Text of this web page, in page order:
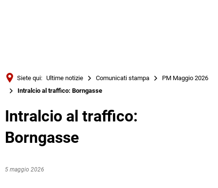
Русский
Siete qui: Ultime notizie Comunicati stampa
PM Maggio 2026
Intralcio al traffico: Borngasse
Intralcio al traffico:
Borngasse
5 maggio 2026